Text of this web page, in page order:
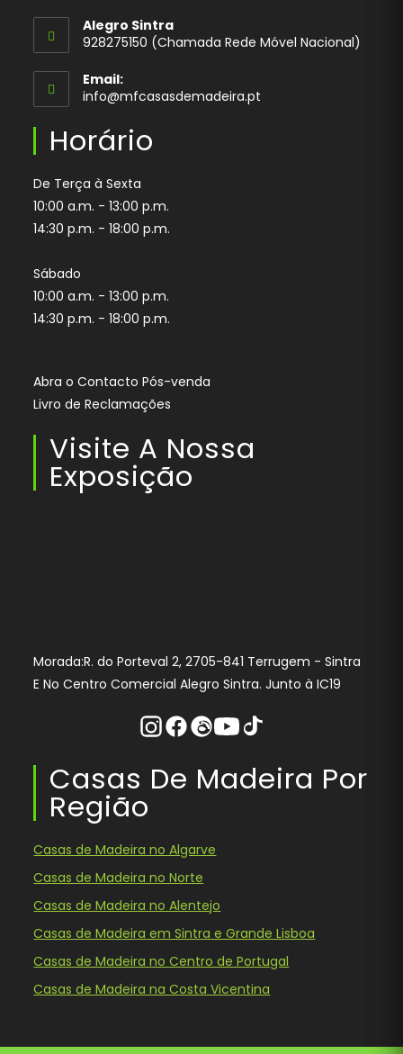
in
your
application
Alegro Sintra
928275150 (Chamada Rede Móvel Nacional)
Email:
info@mfcasasdemadeira.pt
Horário
De Terça à Sexta
10:00 a.m. - 13:00 p.m.
14:30 p.m. - 18:00 p.m.
Sábado
10:00 a.m. - 13:00 p.m.
14:30 p.m. - 18:00 p.m.
Abra o Contacto Pós-venda
Livro de Reclamações
Visite A Nossa
Exposição
Morada:R. do Porteval 2, 2705-841 Terrugem - Sintra
E No Centro Comercial Alegro Sintra. Junto à IC19
Instagram
Facebook
ThreadsYoutube
Tiktok
Casas De Madeira Por
Região
Casas de Madeira no Algarve
Casas de Madeira no Norte
Casas de Madeira no Alentejo
Casas de Madeira em Sintra e Grande Lisboa
Casas de Madeira no Centro de Portugal
Casas de Madeira na Costa Vicentina